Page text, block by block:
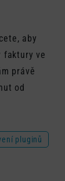
aby
faktury ve
právě
od
pluginů